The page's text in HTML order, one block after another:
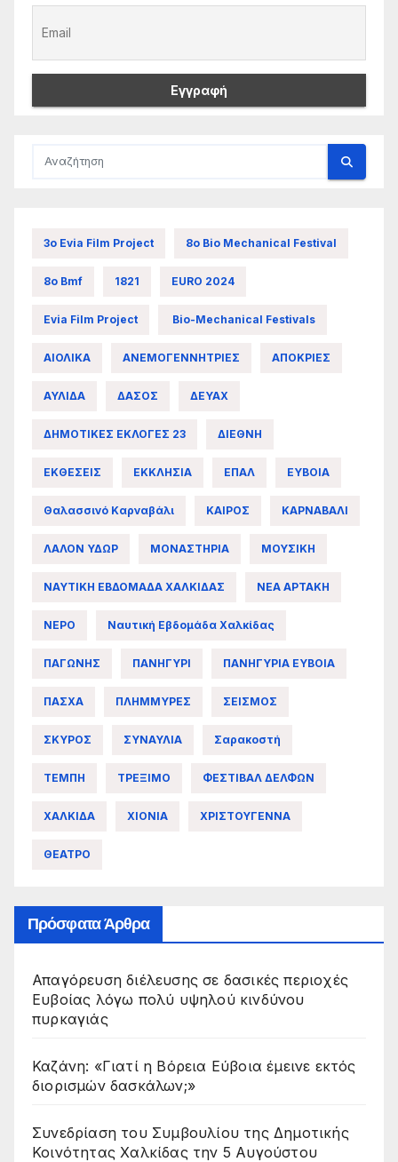
3ο Evia Film Project 8ο Bio Mechanical Festival
8ο Bmf 1821 EURO 2024
Evia Film Project Bio-Mechanical Festivals
ΑΙΟΛΙΚΑ ΑΝΕΜΟΓΕΝΝΗΤΡΙΕΣ ΑΠΟΚΡΙΕΣ
ΑΥΛΙΔΑ ΔΑΣΟΣ ΔΕΥΑΧ
ΔΗΜΟΤΙΚΕΣ ΕΚΛΟΓΕΣ 23 ΔΙΕΘΝΗ
ΕΚΘΕΣΕΙΣ ΕΚΚΛΗΣΙΑ ΕΠΑΛ ΕΥΒΟΙΑ
Θαλασσινό Καρναβάλι ΚΑΙΡΟΣ ΚΑΡΝΑΒΑΛΙ
ΛΑΛΟΝ ΥΔΩΡ ΜΟΝΑΣΤΗΡΙΑ ΜΟΥΣΙΚΗ
ΝΑΥΤΙΚΗ ΕΒΔΟΜΑΔΑ ΧΑΛΚΙΔΑΣ ΝΕΑ ΑΡΤΑΚΗ
ΝΕΡΟ Ναυτική Εβδομάδα Χαλκίδας
ΠΑΓΩΝΗΣ ΠΑΝΗΓΥΡΙ ΠΑΝΗΓΥΡΙΑ ΕΥΒΟΙΑ
ΠΑΣΧΑ ΠΛΗΜΜΥΡΕΣ ΣΕΙΣΜΟΣ
ΣΚΥΡΟΣ ΣΥΝΑΥΛΙΑ Σαρακοστή
ΤΕΜΠΗ ΤΡΕΞΙΜΟ ΦΕΣΤΙΒΑΛ ΔΕΛΦΩΝ
ΧΑΛΚΙΔΑ ΧΙΟΝΙΑ ΧΡΙΣΤΟΥΓΕΝΝΑ
ΘΕΑΤΡΟ
Πρόσφατα Άρθρα
Απαγόρευση διέλευσης σε δασικές περιοχές
Ευβοίας λόγω πολύ υψηλού κινδύνου
πυρκαγιάς
Καζάνη: «Γιατί η Βόρεια Εύβοια έμεινε εκτός
διορισμών δασκάλων;»
Συνεδρίαση του Συμβουλίου της Δημοτικής
Κοινότητας Χαλκίδας την 5 Αυγούστου